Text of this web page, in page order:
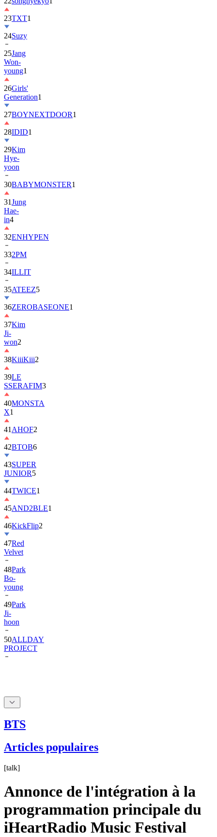
23TXT1
24Suzy
25Jang
Won-
young1
26Girls'
Generation1
27BOYNEXTDOOR1
28IDID1
29Kim
Hye-
yoon
30BABYMONSTER1
31Jung
Hae-
in4
32ENHYPEN
332PM
34ILLIT
35ATEEZ5
36ZEROBASEONE1
37Kim
Ji-
won2
38KiiiKiii2
39LE
SSERAFIM3
40MONSTA
X1
41 AHOF2
42BTOB6
43SUPER
JUNIOR5
44TWICE1
45AND2BLE1
46KickFlip2
47Red
Velvet
48Park
Bo-
young
49Park
Ji-
hoon
50ALLDAY
PROJECT
BTS
Articles populaires
[talk]
Annonce de l'intégration à la
programmation principale du
iHeartRadio Music Festival